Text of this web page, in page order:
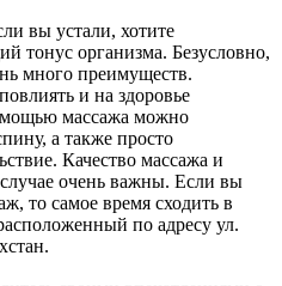
вы устали, хотите
тонус организма. Безусловно,
много преимуществ.
и на здоровье
массажа можно
а также просто
Качество массажа и
очень важны. Если вы
то самое время сходить в
по адресу ул.